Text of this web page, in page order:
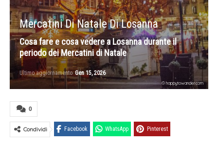
Mercatini Di Natale Di Losanna
Cosa fare e cosa vedere a Losanna durante il
periodo dei Mercatini di Natale
Ultimo aggiornamentoGen 15, 2026
© happytowander.com
0
Condividi Facebook WhatsApp Pinterest